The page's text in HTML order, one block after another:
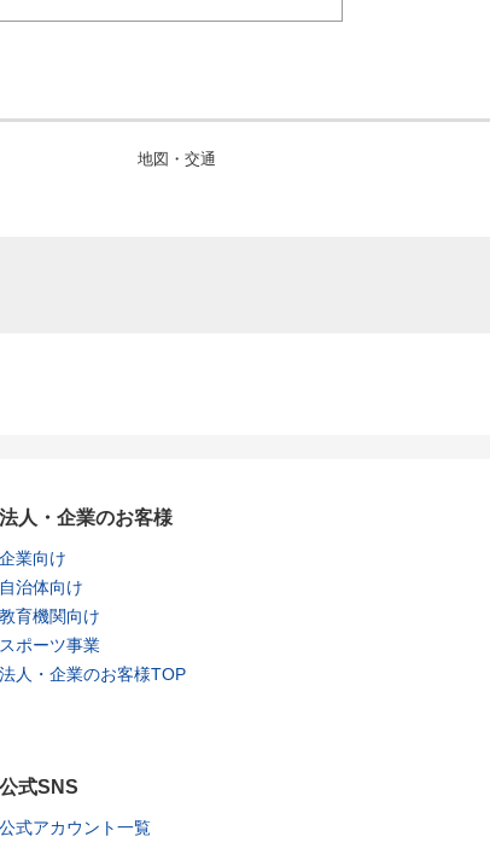
地図・交通
法人・企業のお客様
企業向け
自治体向け
教育機関向け
スポーツ事業
法人・企業のお客様TOP
公式SNS
公式アカウント一覧